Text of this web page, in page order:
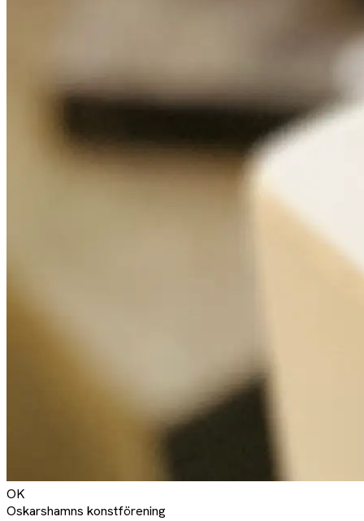
OK
Oskarshamns konstförening